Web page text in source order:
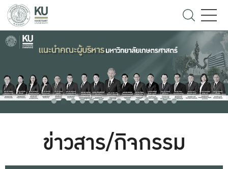
ข่าวสาร/กิจกรรม